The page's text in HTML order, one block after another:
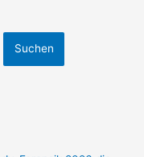
Suchen